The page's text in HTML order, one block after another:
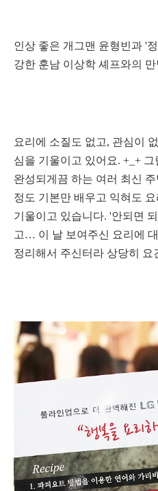
인상 좋은 개그맨 윤형빈과 '
강한 훈남 이상학 셰프와의 만
요리에 소질도 없고, 관심이
심을 기울이고 있어요. +_+
완성되게끔 하는 여러 최신
정도 기본만 배우고 익혀도
기울이고 있습니다. '안되면
고… 이 날 보여주신 요리에
정리해서 주신터라 상당히 요